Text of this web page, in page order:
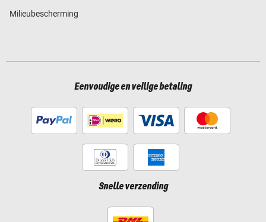
Milieubescherming
Eenvoudige en veilige betaling
Snelle verzending